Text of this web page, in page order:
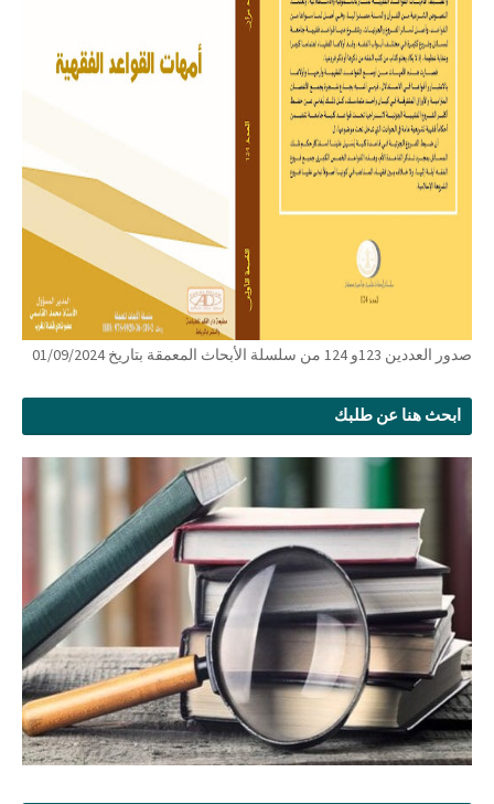
صدور العددين 123و 124 من سلسلة الأبحاث المعمقة بتاريخ 01/09/2024
ابحث هنا عن طلبك